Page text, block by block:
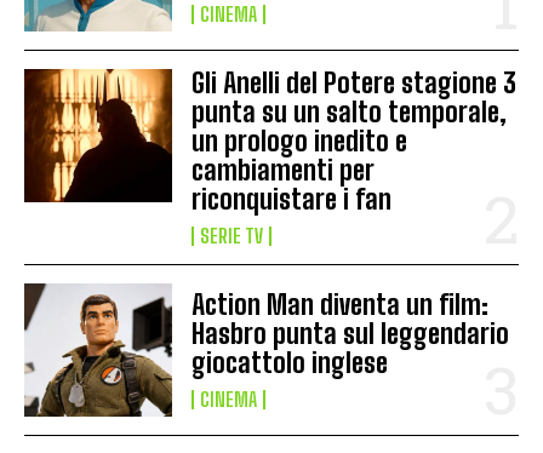
CINEMA
Gli Anelli del Potere stagione 3
punta su un salto temporale,
un prologo inedito e
cambiamenti per
riconquistare i fan
SERIE TV
Action Man diventa un film:
Hasbro punta sul leggendario
giocattolo inglese
CINEMA